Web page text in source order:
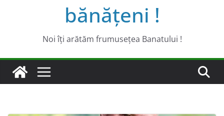
bănăţeni !
Noi îţi arătăm frumuseţea Banatului !